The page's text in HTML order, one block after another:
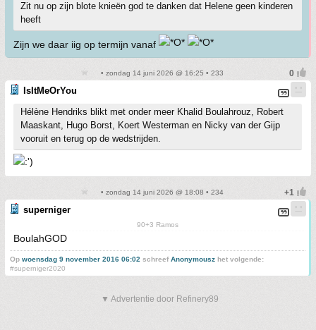
Zit nu op zijn blote knieën god te danken dat Helene geen kinderen
heeft
Zijn we daar iig op termijn vanaf
• zondag 14 juni 2026 @ 16:25 • 233
IsItMeOrYou
Hélène Hendriks blikt met onder meer Khalid Boulahrouz, Robert
Maaskant, Hugo Borst, Koert Westerman en Nicky van der Gijp
vooruit en terug op de wedstrijden.
• zondag 14 juni 2026 @ 18:08 • 234
superniger
90+3 Ramos
BoulahGOD
Op woensdag 9 november 2016 06:02 schreefAnonymousz het volgende:
#superniger2020
▼ Advertentie door Refinery89